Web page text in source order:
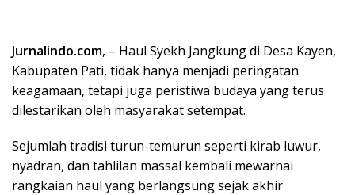
Jurnalindo.com, – Haul Syekh Jangkung di Desa Kayen,
Kabupaten Pati, tidak hanya menjadi peringatan
keagamaan, tetapi juga peristiwa budaya yang terus
dilestarikan oleh masyarakat setempat.
Sejumlah tradisi turun-temurun seperti kirab luwur,
nyadran, dan tahlilan massal kembali mewarnai
rangkaian haul yang berlangsung sejak akhir